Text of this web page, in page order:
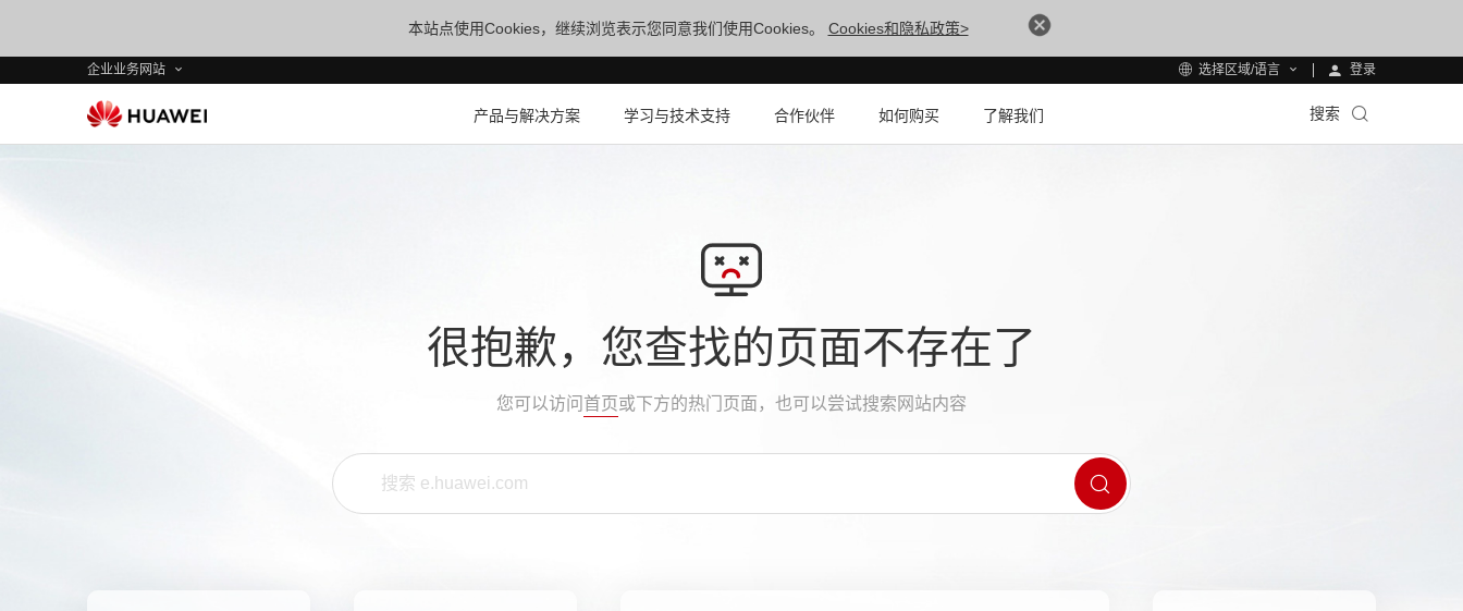
本站点使用Cookies，继续浏览表示您同意我们使用Cookies。 Cookies和隐私政策>
企业业务网站 选择区域/语言 登录
产品与解决方案 学习与技术支持 合作伙伴 如何购买 了解我们 搜索
很抱歉，您查找的页面不存在了
您可以访问 首页或下方的热门页面，也可以尝试搜索网站内容